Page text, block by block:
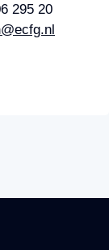
295 20